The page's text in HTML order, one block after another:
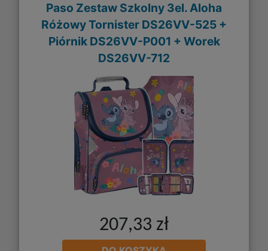
Paso Zestaw Szkolny 3el. Aloha
Różowy Tornister DS26VV-525 +
Piórnik DS26VV-P001 + Worek
DS26VV-712
207,33 zł